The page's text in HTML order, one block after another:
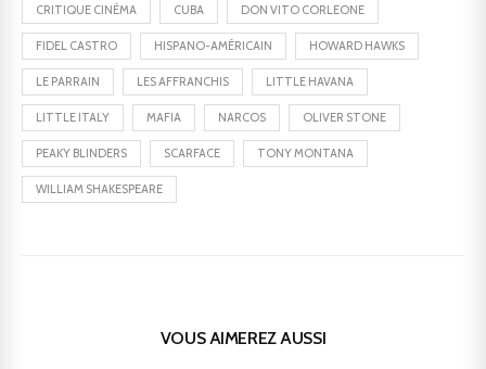
CRITIQUE CINÉMA CUBA DON VITO CORLEONE
FIDEL CASTRO HISPANO-AMÉRICAIN HOWARD HAWKS
LE PARRAIN LES AFFRANCHIS LITTLE HAVANA
LITTLE ITALY MAFIA NARCOS OLIVER STONE
PEAKY BLINDERS SCARFACE TONY MONTANA
WILLIAM SHAKESPEARE
VOUS AIMEREZ AUSSI